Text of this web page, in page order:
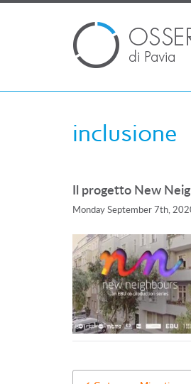
inclusione
Il progetto New
Monday September 7th,